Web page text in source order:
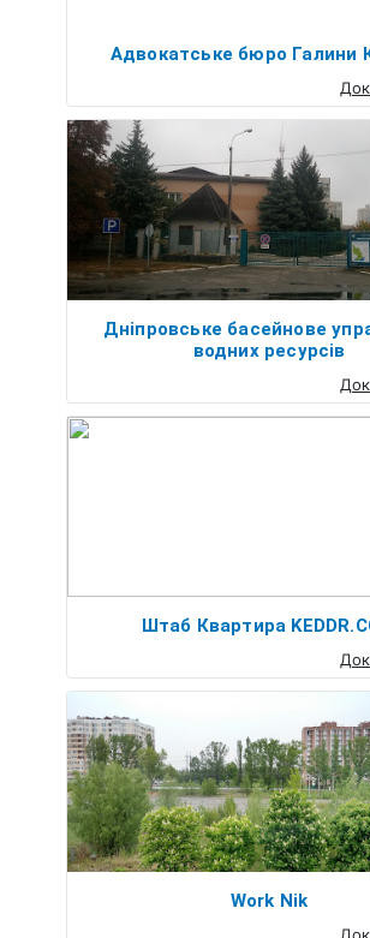
Адвокатське бюро Галини
Дніпровське басейнове
водних ресурсів
Штаб Квартира
Work Nik